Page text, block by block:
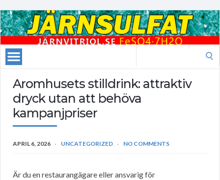
Aromhusets stilldrink: attraktiv
dryck utan att behöva
kampanjpriser
APRIL 6, 2026 UNCATEGORIZED NO COMMENTS
Är du en restaurangägare eller ansvarig för